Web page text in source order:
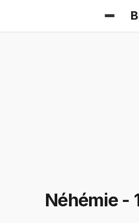
Néhémie -